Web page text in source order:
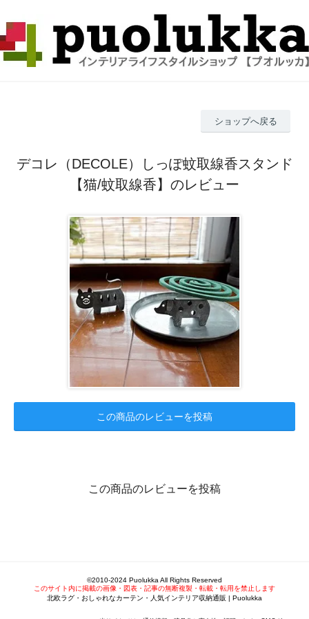
ショップへ戻る
デコレ（DECOLE）しっぽ蚊取線香スタンド
【猫/蚊取線香】のレビュー
この商品のレビューを投稿
この商品のレビューを投稿
©2010-2024 Puolukka All Rights Reserved
このサイト内に掲載の画像・図表・記事の無断複製・転載・転用を禁止します
北欧ラグ・おしゃれなカーテン・人気インテリア収納通販 | Puolukka